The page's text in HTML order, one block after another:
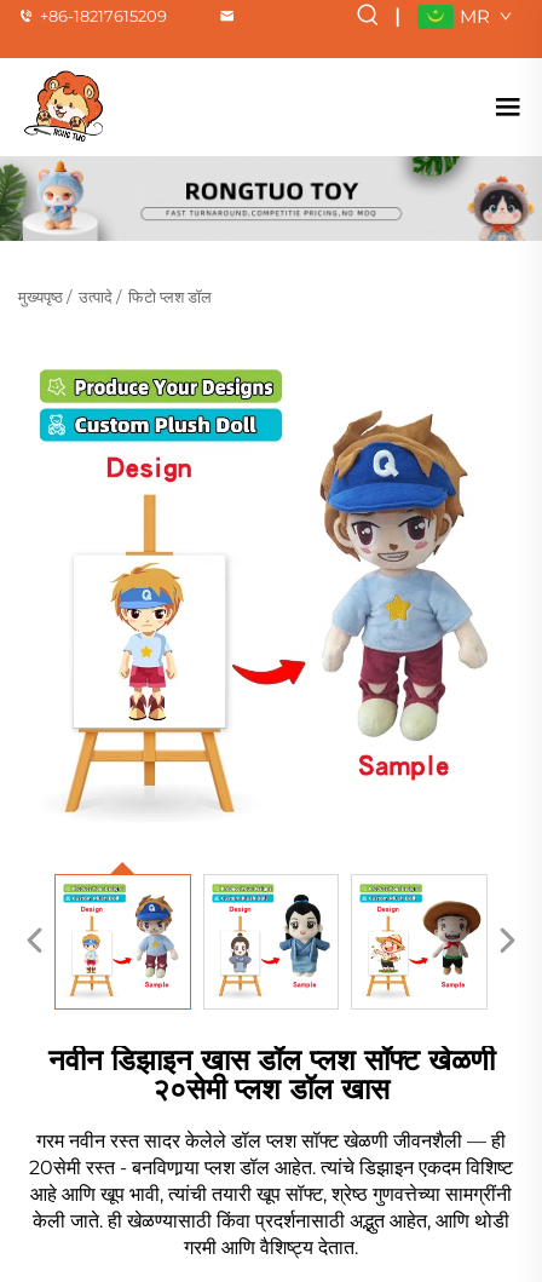
+86-18217615209 | MR
मुख्यपृष्ठ/ उत्पादे/ फिटो प्लश डॉल
नवीन डिझाइन खास डॉल प्लश सॉफ्ट खेळणी
२०सेमी प्लश डॉल खास
गरम नवीन रस्त सादर केलेले डॉल प्लश सॉफ्ट खेळणी जीवनशैली — ही
20सेमी रस्त - बनविणार्‍या प्लश डॉल आहेत. त्यांचे डिझाइन एकदम विशिष्ट
आहे आणि खूप भावी, त्यांची तयारी खूप सॉफ्ट, श्रेष्ठ गुणवत्तेच्या सामग्रींनी
केली जाते. ही खेळण्यासाठी किंवा प्रदर्शनासाठी अद्भुत आहेत, आणि थोडी
गरमी आणि वैशिष्ट्य देतात.